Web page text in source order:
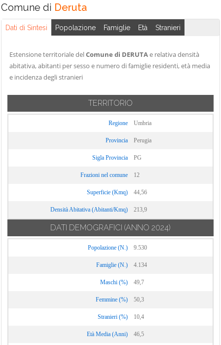
Comune di Deruta
Dati di Sintesi Popolazione Famiglie Età Stranieri
Estensione territoriale delComune di DERUTAe relativa densità
abitativa, abitanti per sesso e numero di famiglie residenti, età media
e incidenza degli stranieri
TERRITORIO
Regione Umbria
Provincia Perugia
Sigla Provincia PG
Frazioni nel comune 12
Superficie (Kmq) 44,56
Densità Abitativa (Abitanti/Kmq) 213,9
DATI DEMOGRAFICI (ANNO 2024)
Popolazione (N.) 9.530
Famiglie (N.) 4.134
Maschi (%) 49,7
Femmine (%) 50,3
Stranieri (%) 10,4
Età Media (Anni) 46,5